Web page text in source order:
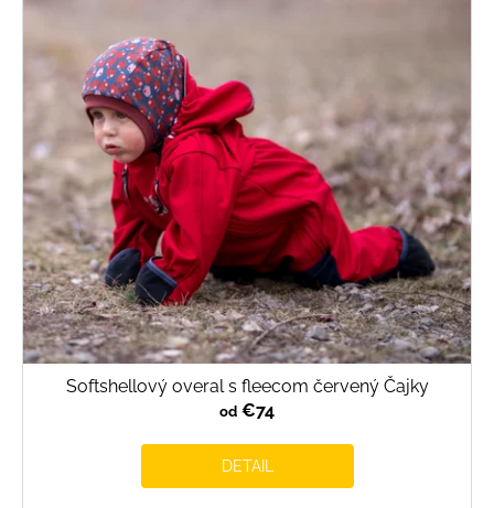
Softshellový overal s fleecom červený Čajky
od €74
DETAIL